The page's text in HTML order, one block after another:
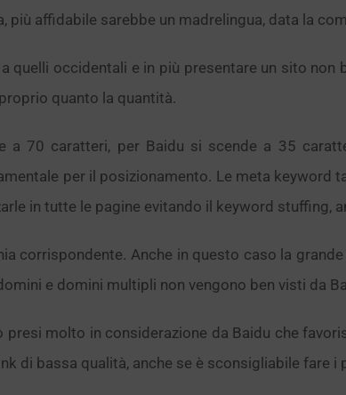
più affidabile sarebbe un madrelingua, data la
quelli occidentali e in più presentare un sito non
quanto la quantità.
a 70 caratteri, per Baidu si scende a 35
per il posizionamento. Le meta keyword
in tutte le pagine evitando il keyword stuffing,
corrispondente. Anche in questo caso la
e domini multipli non vengono ben visti da
presi molto in considerazione da Baidu che
di bassa qualità, anche se è sconsigliabile fare i